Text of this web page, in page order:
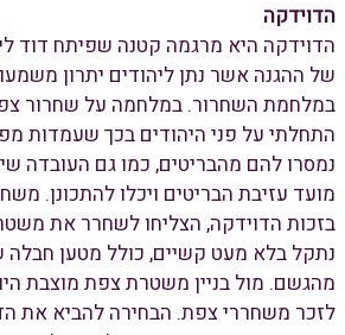
הדוידקה
הדוידקה היא מרגמה קטנה שפיתח דוד
של ההגנה אשר נתן ליהודים יתרון
במלחמת השחרור. במלחמה על שחרור
התחלתי על פני היהודים בכך שעמדות
נמסרו להם מהבריטים, כמו גם העובדה
מועד עזיבת הבריטים ויכלו להתכונן.
בזכות הדוידקה, הצליחו לשחרר את
נתקל בלא מעט קשיים, כולל מטען חבלה
מהגשם. מול בניין משטרת צפת מוצבת
לזכר משחררי צפת. הבחירה להביא את